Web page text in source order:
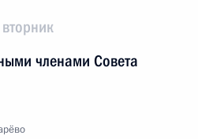
членами Совета